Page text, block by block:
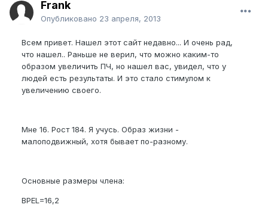
Frank
Опубликовано 23 апреля, 2013
Всем привет. Нашел этот сайт недавно... И очень рад,
что нашел.. Раньше не верил, что можно каким-то
образом увеличить ПЧ, но нашел вас, увидел, что у
людей есть результаты. И это стало стимулом к
увеличению своего.
Мне 16. Рост 184. Я учусь. Образ жизни -
малоподвижный, хотя бывает по-разному.
Основные размеры члена:
BPEL=16,2